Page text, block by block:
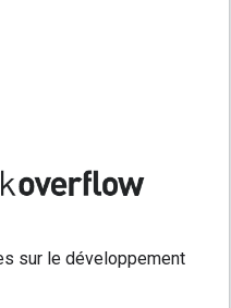
sur le développement